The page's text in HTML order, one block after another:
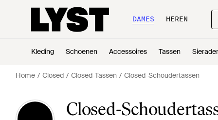
DAMES HEREN
Kleding Schoenen Accessoires Tassen
Home Closed Closed-Tassen Closed-Schoudertassen
Closed-